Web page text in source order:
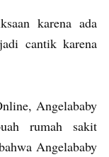
karena ada
cantik karena
Angelababy
rumah sakit
Angelababy